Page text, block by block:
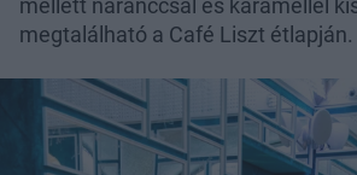
mellett naranccsal és karamellel
megtalálható a Café Liszt étlapján.